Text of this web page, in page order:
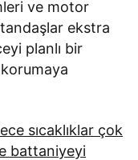
ve motor
ekstra
planlı bir
korumaya
sıcaklıklar çok
battaniyeyi